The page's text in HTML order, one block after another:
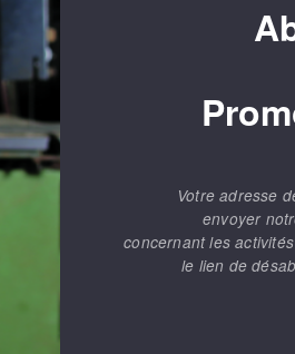
Votre adresse
envoyer
concernant les
le lien de